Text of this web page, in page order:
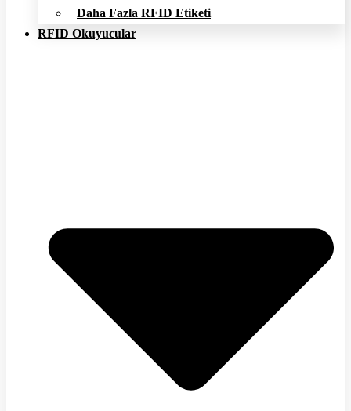
Daha Fazla RFID Etiketi
RFID Okuyucular